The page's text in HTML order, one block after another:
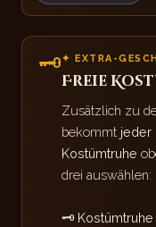
🗝✦ EXTRA-
Freie
Zusätzlich zu
bekommt jeder
Kostümtruhe
drei auswählen:
🗝 Kostümtruhe